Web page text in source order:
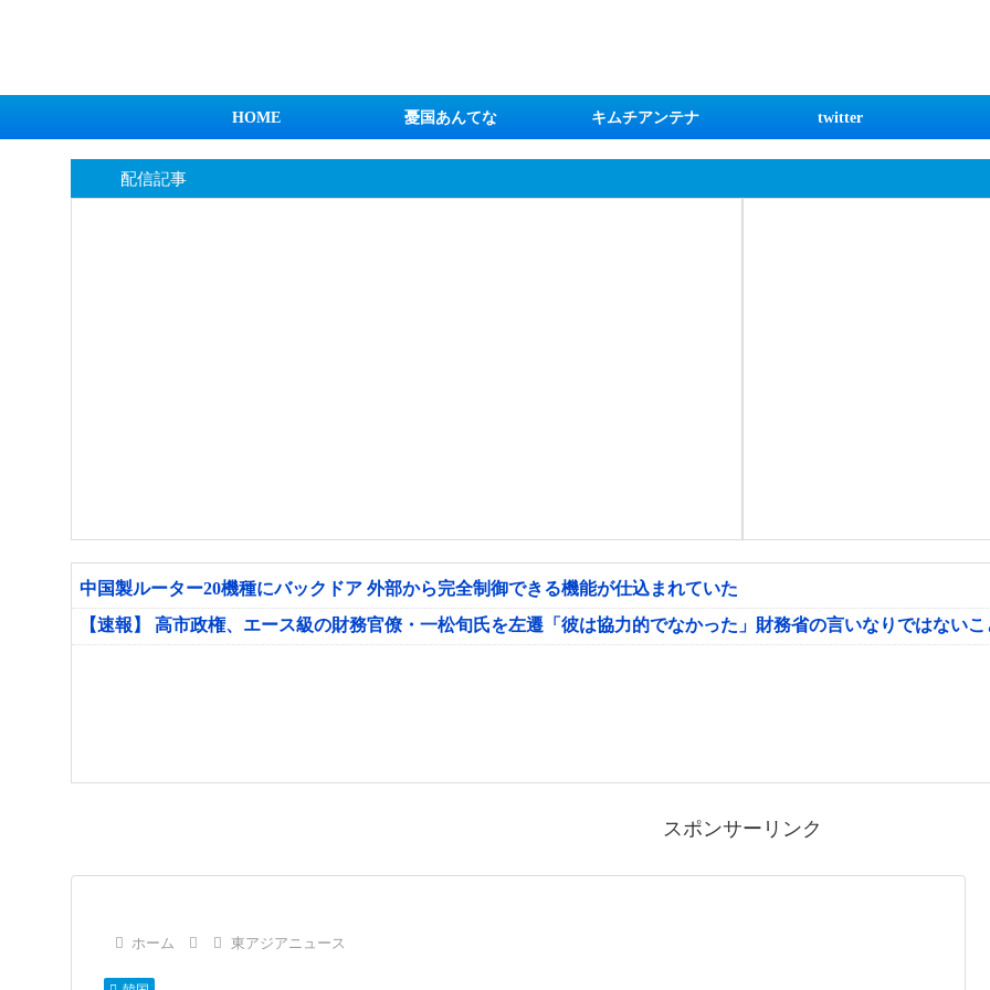
HOME 憂国あんてな キムチアンテナ twitter
配信記事
中国製ルーター20機種にバックドア 外部から完全制御できる機能が仕込まれていた
【速報】 高市政権、エース級の財務官僚・一松旬氏を左遷「彼は協力的でなかった」財務省の言いなりではない
スポンサーリンク
ホーム 東アジアニュース